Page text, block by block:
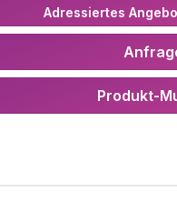
Adressiertes
Produkt-